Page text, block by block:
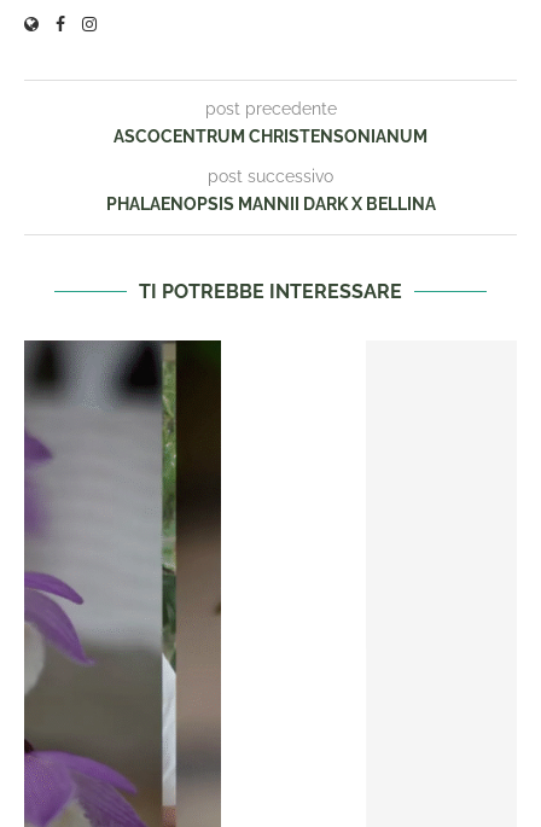
post precedente
ASCOCENTRUM CHRISTENSONIANUM
post successivo
PHALAENOPSIS MANNII DARK X BELLINA
TI POTREBBE INTERESSARE